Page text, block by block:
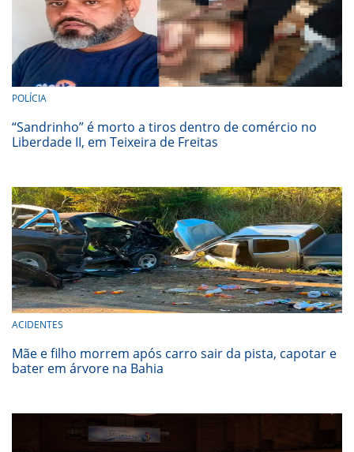
POLÍCIA
“Sandrinho” é morto a tiros dentro de comércio no
Liberdade II, em Teixeira de Freitas
ACIDENTES
Mãe e filho morrem após carro sair da pista, capotar e
bater em árvore na Bahia